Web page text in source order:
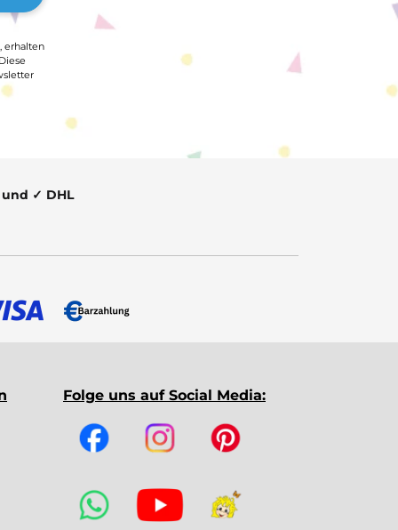
erhalten
✓ DHL
Folge uns auf Social Media: